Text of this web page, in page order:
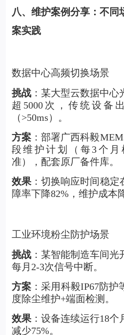
八、维护案例分享：不同
案实践
数据中心高频切换场景
挑战：某大型云数据中心
超5000次，传统设备
（>50ms）。
方案 ：部署广西科毅
段维护计划（每3个月
准），配套原厂备件库。
效果 ：切换响应时间稳定
障率下降82%，维护成本
工业环境粉尘防护场景
挑战：某智能制造车间光
每月2-3次信号中断。
方案 ：采用科毅IP67防
度除尘维护+端面检测。
效果：设备连续运行18个
减少75%。